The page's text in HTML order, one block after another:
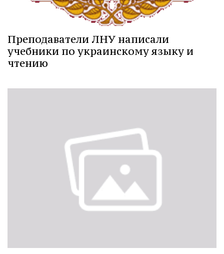
Преподаватели ЛНУ написали
учебники по украинскому языку и
чтению